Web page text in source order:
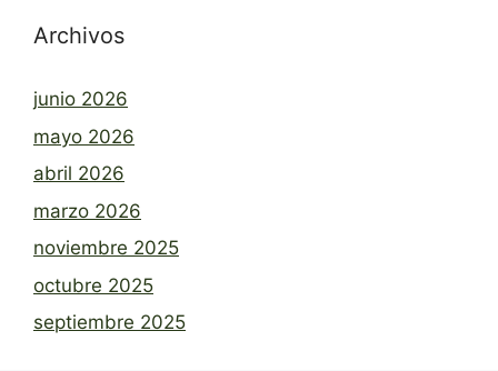
Archivos
junio 2026
mayo 2026
abril 2026
marzo 2026
noviembre 2025
octubre 2025
septiembre 2025